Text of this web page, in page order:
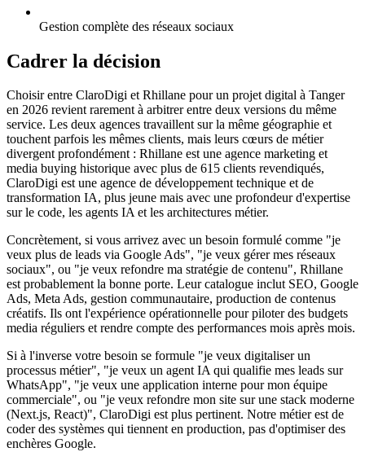
Gestion complète des réseaux sociaux
Cadrer la décision
Choisir entre ClaroDigi et Rhillane pour un projet digital à Tanger
en 2026 revient rarement à arbitrer entre deux versions du même
service. Les deux agences travaillent sur la même géographie et
touchent parfois les mêmes clients, mais leurs cœurs de métier
divergent profondément : Rhillane est une agence marketing et
media buying historique avec plus de 615 clients revendiqués,
ClaroDigi est une agence de développement technique et de
transformation IA, plus jeune mais avec une profondeur d'expertise
sur le code, les agents IA et les architectures métier.
Concrètement, si vous arrivez avec un besoin formulé comme "je
veux plus de leads via Google Ads", "je veux gérer mes réseaux
sociaux", ou "je veux refondre ma stratégie de contenu", Rhillane
est probablement la bonne porte. Leur catalogue inclut SEO, Google
Ads, Meta Ads, gestion communautaire, production de contenus
créatifs. Ils ont l'expérience opérationnelle pour piloter des budgets
media réguliers et rendre compte des performances mois après mois.
Si à l'inverse votre besoin se formule "je veux digitaliser un
processus métier", "je veux un agent IA qui qualifie mes leads sur
WhatsApp", "je veux une application interne pour mon équipe
commerciale", ou "je veux refondre mon site sur une stack moderne
(Next.js, React)", ClaroDigi est plus pertinent. Notre métier est de
coder des systèmes qui tiennent en production, pas d'optimiser des
enchères Google.